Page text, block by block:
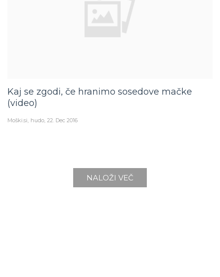
Kaj se zgodi, če hranimo sosedove mačke
(video)
Moški.si hudo 22. Dec 2016
NALOŽI VEČ